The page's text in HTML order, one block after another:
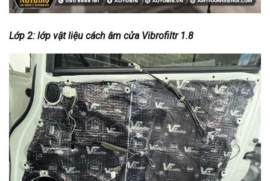
Lớp 2: lớp vật liệu cách âm cửa Vibrofiltr 1.8